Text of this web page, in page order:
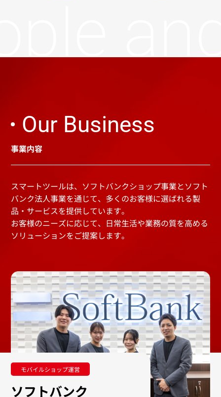
Our Business
事業内容
スマートツールは、ソフトバンクショップ事業とソフト
バンク法人事業を通じて、多くのお客様に選ばれる製
品・サービスを提供しています。
お客様のニーズに応じて、日常生活や業務の質を高める
ソリューションをご提案します。
モバイルショップ運営
ソフトバンク